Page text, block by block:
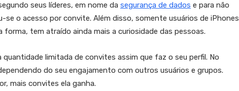
seus líderes, em nome da segurança de dados e para não
se o acesso por convite. Além disso, somente usuários de iPhones
tem atraído ainda mais a curiosidade das pessoas.
quantidade limitada de convites assim que faz o seu perfil. No
do seu engajamento com outros usuários e grupos.
mais convites ela ganha.